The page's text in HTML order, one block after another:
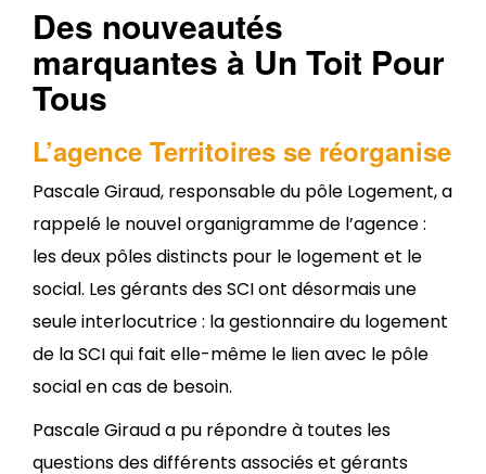
Des nouveautés
marquantes à Un Toit Pour
Tous
L’agence Territoires se réorganise
Pascale Giraud, responsable du pôle Logement, a
rappelé le nouvel organigramme de l’agence :
les deux pôles distincts pour le logement et le
social. Les gérants des SCI ont désormais une
seule interlocutrice : la gestionnaire du logement
de la SCI qui fait elle-même le lien avec le pôle
social en cas de besoin.
Pascale Giraud a pu répondre à toutes les
questions des différents associés et gérants